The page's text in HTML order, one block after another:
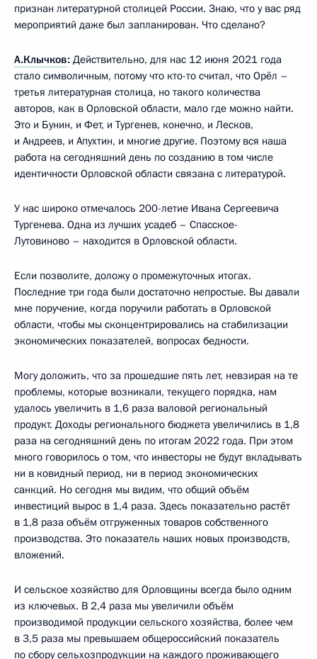
признан литературной столицей России. Знаю, что у вас ряд
мероприятий даже был запланирован. Что сделано?
А.Клычков: Действительно, для нас 12 июня 2021 года
стало символичным, потому что кто-то считал, что Орёл –
третья литературная столица, но такого количества
авторов, как в Орловской области, мало где можно найти.
Это и Бунин, и Фет, и Тургенев, конечно, и Лесков,
и Андреев, и Апухтин, и многие другие. Поэтому вся наша
работа на сегодняшний день по созданию в том числе
идентичности Орловской области связана с литературой.
У нас широко отмечалось 200-летие Ивана Сергеевича
Тургенева. Одна из лучших усадеб – Спасское-
Лутовиново – находится в Орловской области.
Если позволите, доложу о промежуточных итогах.
Последние три года были достаточно непростые. Вы давали
мне поручение, когда поручили работать в Орловской
области, чтобы мы сконцентрировались на стабилизации
экономических показателей, вопросах бедности.
Могу доложить, что за прошедшие пять лет, невзирая на те
проблемы, которые возникали, текущего порядка, нам
удалось увеличить в 1,6 раза валовой региональный
продукт. Доходы регионального бюджета увеличились в 1,8
раза на сегодняшний день по итогам 2022 года. При этом
много говорилось о том, что инвесторы не будут вкладывать
ни в ковидный период, ни в период экономических
санкций. Но сегодня мы видим, что общий объём
инвестиций вырос в 1,4 раза. Здесь показательно растёт
в 1,8 раза объём отгруженных товаров собственного
производства. Это показатель наших новых производств,
вложений.
И сельское хозяйство для Орловщины всегда было одним
из ключевых. В 2,4 раза мы увеличили объём
производимой продукции сельского хозяйства, более чем
в 3,5 раза мы превышаем общероссийский показатель
по сбору сельхозпродукции на каждого проживающего